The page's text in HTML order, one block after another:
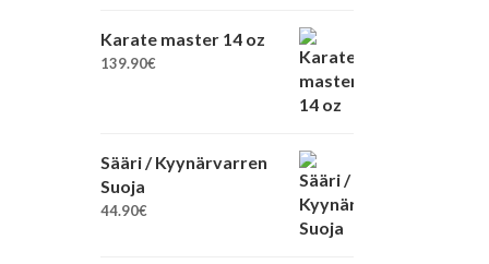
Karate master 14 oz
139.90€
Sääri / Kyynärvarren
Suoja
44.90€